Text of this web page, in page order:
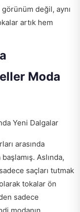
değil, aynı
artık hem
Moda
Yeni Dalgalar
arasında
Aslında,
saçları tutmak
tokalar ön
sadece